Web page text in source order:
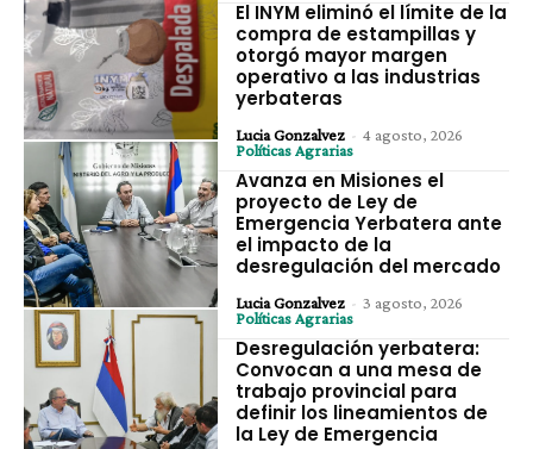
El INYM eliminó el límite de la
compra de estampillas y
otorgó mayor margen
operativo a las industrias
yerbateras
Lucia Gonzalvez - 4 agosto, 2026
Políticas Agrarias
Avanza en Misiones el
proyecto de Ley de
Emergencia Yerbatera ante
el impacto de la
desregulación del mercado
Lucia Gonzalvez - 3 agosto, 2026
Políticas Agrarias
Desregulación yerbatera:
Convocan a una mesa de
trabajo provincial para
definir los lineamientos de
la Ley de Emergencia